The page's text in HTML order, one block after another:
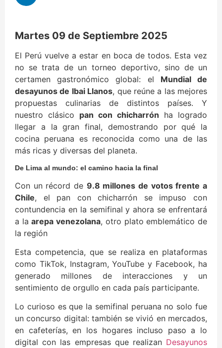
Martes 09 de Septiembre 2025
El Perú vuelve a estar en boca de todos. Esta vez
no se trata de un torneo deportivo, sino de un
certamen gastronómico global: el Mundial de
desayunos de Ibai Llanos, que reúne a las mejores
propuestas culinarias de distintos países. Y
nuestro clásico pan con chicharrón ha logrado
llegar a la gran final, demostrando por qué la
cocina peruana es reconocida como una de las
más ricas y diversas del planeta.
De Lima al mundo: el camino hacia la final
Con un récord de 9.8 millones de votos frente a
Chile, el pan con chicharrón se impuso con
contundencia en la semifinal y ahora se enfrentará
a laarepa venezolana, otro plato emblemático de
la región
Esta competencia, que se realiza en plataformas
como TikTok, Instagram, YouTube y Facebook, ha
generado millones de interacciones y un
sentimiento de orgullo en cada país participante.
Lo curioso es que la semifinal peruana no solo fue
un concurso digital: también se vivió en mercados,
en cafeterías, en los hogares incluso paso a lo
digital con las empresas que realizan Desayunos